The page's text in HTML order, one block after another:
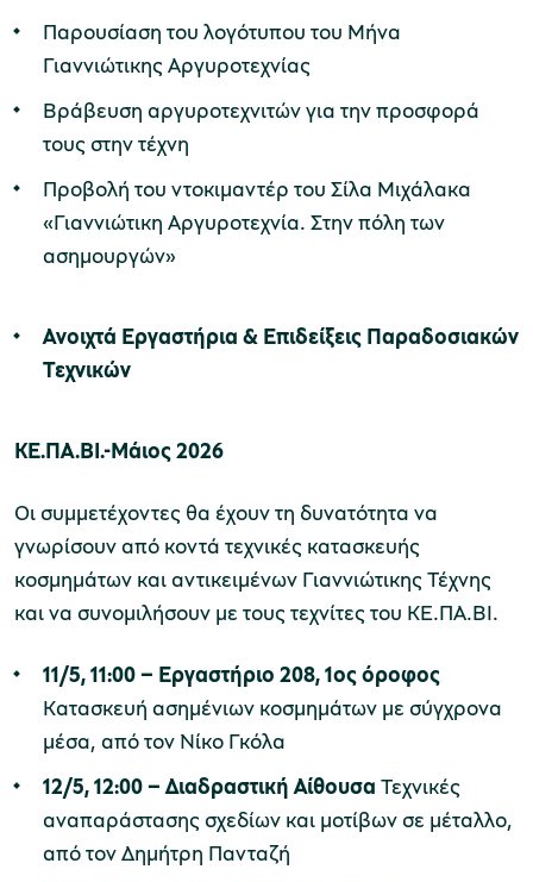
Παρουσίαση του λογότυπου του Μήνα
Γιαννιώτικης Αργυροτεχνίας
Βράβευση αργυροτεχνιτών για την προσφορά
τους στην τέχνη
Προβολή του ντοκιμαντέρ του Σίλα Μιχάλακα
«Γιαννιώτικη Αργυροτεχνία. Στην πόλη των
ασημουργών»
Ανοιχτά Εργαστήρια & Επιδείξεις Παραδοσιακών
Τεχνικών
ΚΕ.ΠΑ.ΒΙ.-Μάιος 2026
Οι συμμετέχοντες θα έχουν τη δυνατότητα να
γνωρίσουν από κοντά τεχνικές κατασκευής
κοσμημάτων και αντικειμένων Γιαννιώτικης Τέχνης
και να συνομιλήσουν με τους τεχνίτες του ΚΕ.ΠΑ.ΒΙ.
11/5, 11:00 – Εργαστήριο 208, 1ος όροφος
Κατασκευή ασημένιων κοσμημάτων με σύγχρονα
μέσα, από τον Νίκο Γκόλα
12/5, 12:00 – Διαδραστική Αίθουσα Τεχνικές
αναπαράστασης σχεδίων και μοτίβων σε μέταλλο,
από τον Δημήτρη Πανταζή